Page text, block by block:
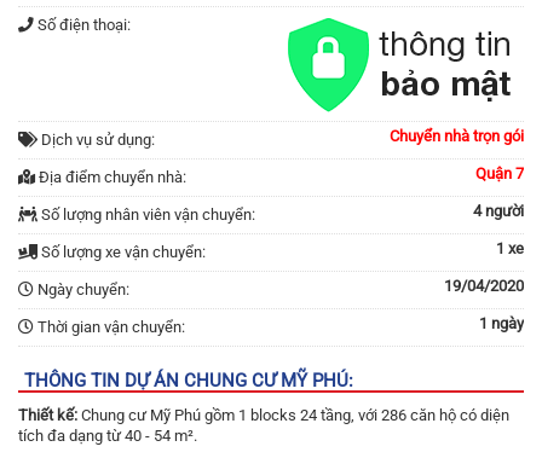
Số điện thoại:
Dịch vụ sử dụng: Chuyển nhà trọn gói
Địa điểm chuyển nhà: Quận 7
Số lượng nhân viên vận chuyển: 4 người
Số lượng xe vận chuyển: 1 xe
Ngày chuyển: 19/04/2020
Thời gian vận chuyển: 1 ngày
THÔNG TIN DỰ ÁN CHUNG CƯ MỸ PHÚ:
Thiết kế: Chung cư Mỹ Phú gồm 1 blocks 24 tầng, với 286 căn hộ có diện
tích đa dạng từ 40 - 54 m².